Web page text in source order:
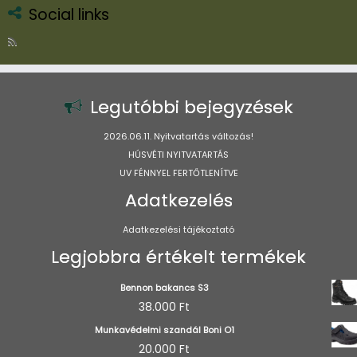
Social links
Legutóbbi bejegyzések
2026.06.11. Nyitvatartás változás!
HÚSVÉTI NYITVATARTÁS
UV FÉNNYEL FERTŐTLENÍTVE
Adatkezelés
Adatkezelési tájékoztató
Legjobbra értékelt termékek
Bennon bakancs S3
38.000 Ft
Munkavédelmi szandál Boni O1
20.000 Ft